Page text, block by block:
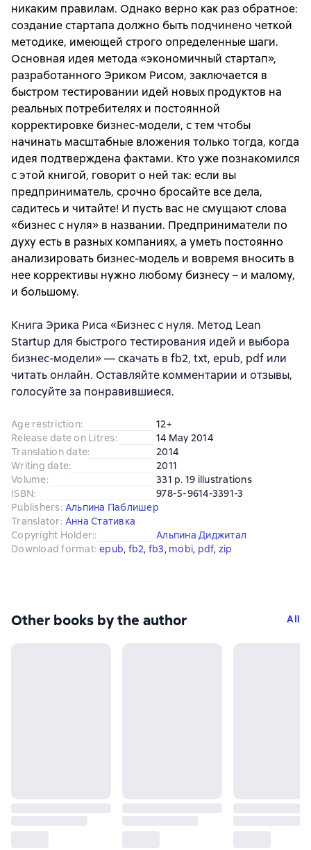
никаким правилам. Однако верно как раз обратное:
создание стартапа должно быть подчинено четкой
методике, имеющей строго определенные шаги.
Основная идея метода «экономичный стартап»,
разработанного Эриком Рисом, заключается в
быстром тестировании идей новых продуктов на
реальных потребителях и постоянной
корректировке бизнес-модели, с тем чтобы
начинать масштабные вложения только тогда, когда
идея подтверждена фактами. Кто уже познакомился
с этой книгой, говорит о ней так: если вы
предприниматель, срочно бросайте все дела,
садитесь и читайте! И пусть вас не смущают слова
«бизнес с нуля» в названии. Предприниматели по
духу есть в разных компаниях, а уметь постоянно
анализировать бизнес-модель и вовремя вносить в
нее коррективы нужно любому бизнесу – и малому,
и большому.
Книга Эрика Риса «Бизнес с нуля. Метод Lean
Startup для быстрого тестирования идей и выбора
бизнес-модели» — скачать в fb2, txt, epub, pdf или
читать онлайн. Оставляйте комментарии и отзывы,
голосуйте за понравившиеся.
Age restriction:
12+
Release date on Litres:
14 May 2014
Translation date:
2014
Writing date:
2011
Volume:
331 p. 19 illustrations
ISBN:
978-5-9614-3391-3
Publishers: Альпина Паблишер
Translator: Анна Стативка
Copyright Holder::
Альпина Диджитал
Download format: epub, fb2, fb3, mobi, pdf, zip
Other books by the author All